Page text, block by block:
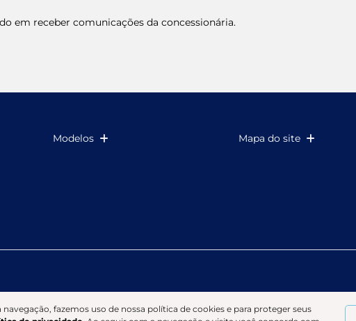
em receber comunicações da concessionária.
Modelos Mapa do site
fazemos uso de nossa política de cookies e para proteger seus